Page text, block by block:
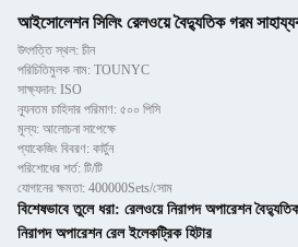
আইসোলেশন সিলিং রেলওয়ে বৈদ্যুতিক গরম
উৎপত্তি স্থল: চীন
পরিচিতিমুলক নাম: TOUNYC
সাক্ষ্যদান: ISO
ন্যূনতম চাহিদার পরিমাণ: ৫০০ পিসি
মূল্য: আলোচনা সাপেক্ষে
প্যাকেজিং বিবরণ: কার্টুন
পরিশোধের শর্ত: টি/টি
যোগানের ক্ষমতা: 400000Sets/সোম
বিশেষভাবে তুলে ধরা: রেলওয়ে নিরাপদ অপারেশন
নিরাপদ অপারেশন রেল ইলেকট্রিক হিটার